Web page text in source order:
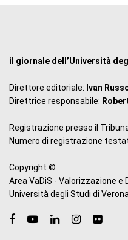
il giornale dell’Università
Direttore editoriale: Ivan
Direttrice responsabile:
Registrazione presso il
Numero di registrazione
Copyright ©
Area VaDiS - Valorizzazione e
Università degli Studi di Verona